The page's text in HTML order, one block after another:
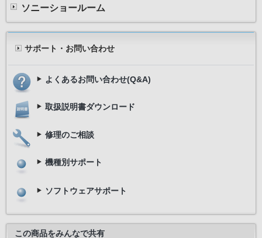
ソニーショールーム
サポート・お問い合わせ
よくあるお問い合わせ(Q&A)
取扱説明書ダウンロード
修理のご相談
機種別サポート
ソフトウェアサポート
この商品をみんなで共有